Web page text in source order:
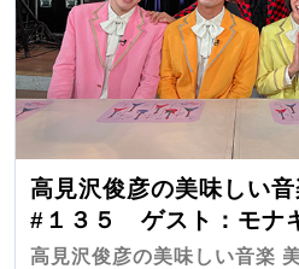
高見沢俊彦の美味しい
#１３５ ゲスト：モナ
高見沢俊彦の美味しい音楽